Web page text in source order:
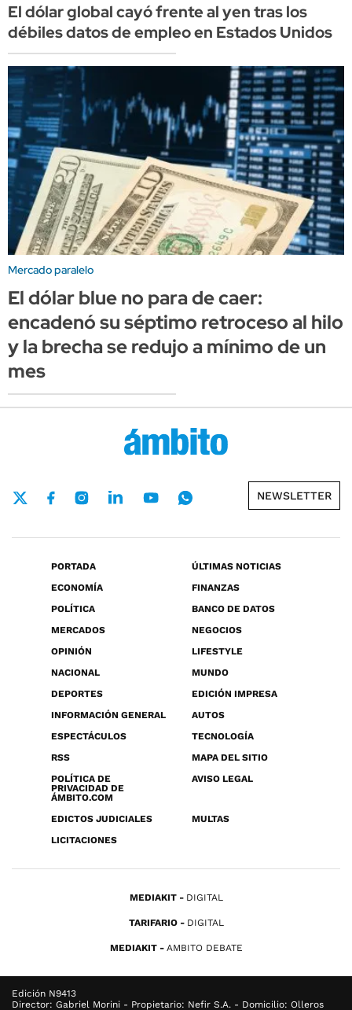
El dólar global cayó frente al yen tras los
débiles datos de empleo en Estados Unidos
Mercado paralelo
El dólar blue no para de caer:
encadenó su séptimo retroceso al hilo
y la brecha se redujo a mínimo de un
mes
NEWSLETTER
PORTADA
ÚLTIMAS NOTICIAS
ECONOMÍA
FINANZAS
POLÍTICA
BANCO DE DATOS
MERCADOS
NEGOCIOS
OPINIÓN
LIFESTYLE
NACIONAL
MUNDO
DEPORTES
EDICIÓN IMPRESA
INFORMACIÓN GENERAL
AUTOS
ESPECTÁCULOS
TECNOLOGÍA
RSS
MAPA DEL SITIO
POLÍTICA DE
PRIVACIDAD DE
ÁMBITO.COM
AVISO LEGAL
EDICTOS JUDICIALES
MULTAS
LICITACIONES
MEDIAKIT DIGITAL
TARIFARIO DIGITAL
MEDIAKIT AMBITO DEBATE
Edición N9413
Director: Gabriel Morini - Propietario: Nefir S.A. - Domicilio: Olleros